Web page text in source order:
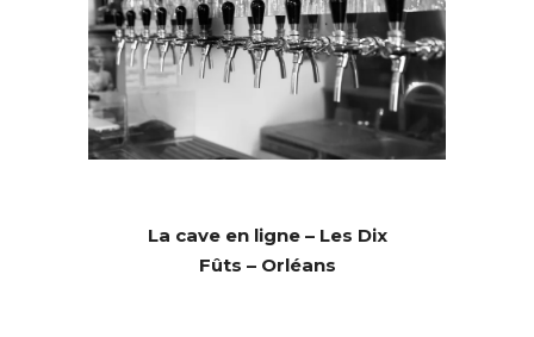
La cave en ligne – Les Dix
Fûts – Orléans